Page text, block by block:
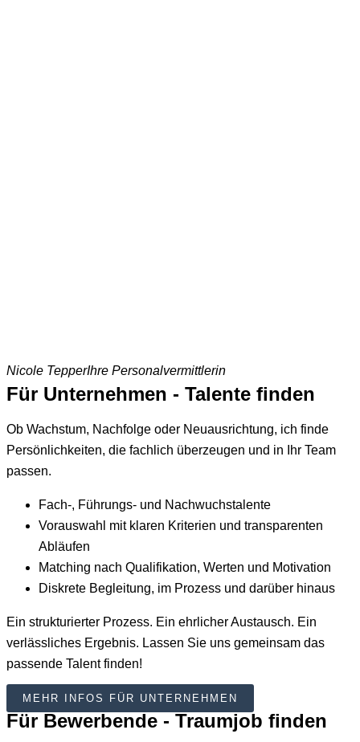
Nicole TepperIhre Personalvermittlerin
Für Unternehmen - Talente finden
Ob Wachstum, Nachfolge oder Neuausrichtung, ich finde
Persönlichkeiten, die fachlich überzeugen und in Ihr Team
passen.
Fach-, Führungs- und Nachwuchstalente
Vorauswahl mit klaren Kriterien und transparenten
Abläufen
Matching nach Qualifikation, Werten und Motivation
Diskrete Begleitung, im Prozess und darüber hinaus
Ein strukturierter Prozess. Ein ehrlicher Austausch. Ein
verlässliches Ergebnis. Lassen Sie uns gemeinsam das
passende Talent finden!
MEHR INFOS FÜR UNTERNEHMEN
Für Bewerbende - Traumjob finden